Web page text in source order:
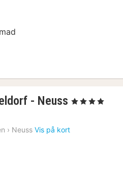
- Neuss 2
, 4 Stjerner
› Neuss Vis på kort